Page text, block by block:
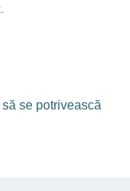
se potrivească